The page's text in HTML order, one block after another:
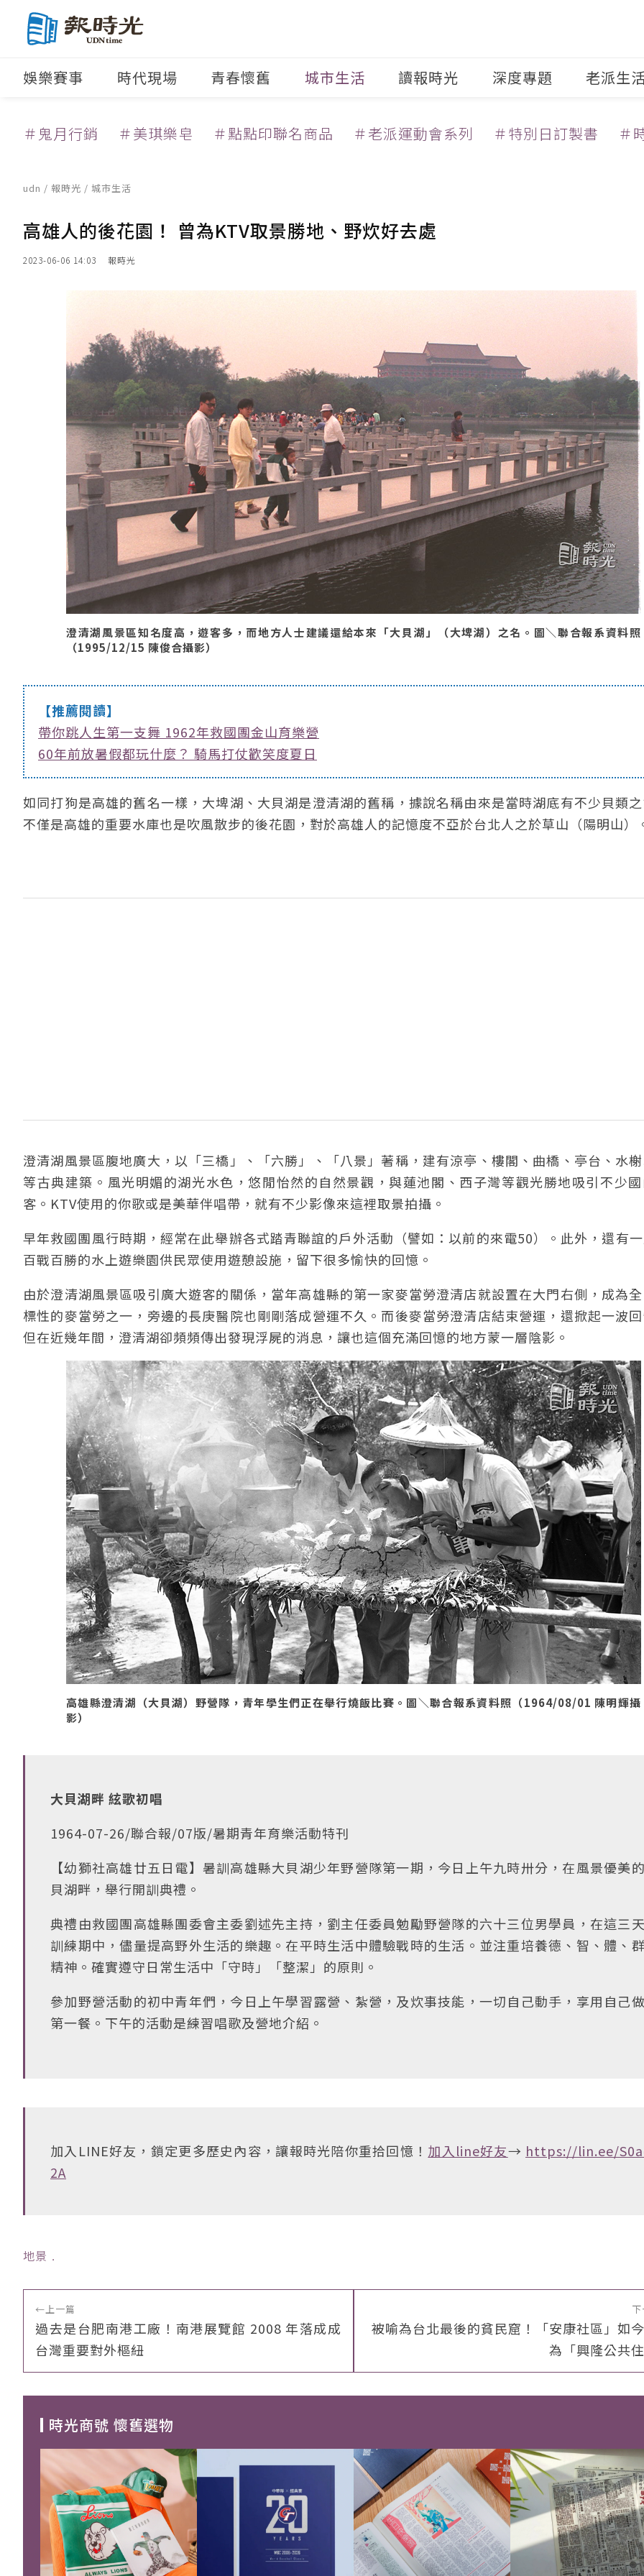
娛樂賽事 時代現場 青春懷舊 城市生活 讀報時光 深度專題 老派生
＃鬼月行銷 ＃美琪樂皂 ＃點點印聯名商品 ＃老派運動會系列 ＃特別日訂製書 ＃
udn / 報時光 / 城市生活
高雄人的後花園！ 曾為KTV取景勝地、野炊好去處
2023-06-06 14:03 報時光
澄清湖風景區知名度高，遊客多，而地方人士建議還給本來「大貝湖」（大埤湖）之名。圖＼聯合報系資料照
（1995/12/15 陳俊合攝影）
【推薦閱讀】
帶你跳人生第一支舞 1962年救國團金山育樂營
60年前放暑假都玩什麼？ 騎馬打仗歡笑度夏日
如同打狗是高雄的舊名一樣，大埤湖、大貝湖是澄清湖的舊稱，據說名稱由來是當時湖底有不少貝類
不僅是高雄的重要水庫也是吹風散步的後花園，對於高雄人的記憶度不亞於台北人之於草山（陽明山）
澄清湖風景區腹地廣大，以「三橋」、「六勝」、「八景」著稱，建有涼亭、樓閣、曲橋、亭台、水
等古典建築。風光明媚的湖光水色，悠閒怡然的自然景觀，與蓮池閣、西子灣等觀光勝地吸引不少
客。KTV使用的你歌或是美華伴唱帶，就有不少影像來這裡取景拍攝。
早年救國團風行時期，經常在此舉辦各式踏青聯誼的戶外活動（譬如：以前的來電50）。此外，還有
百戰百勝的水上遊樂園供民眾使用遊憩設施，留下很多愉快的回憶。
由於澄清湖風景區吸引廣大遊客的關係，當年高雄縣的第一家麥當勞澄清店就設置在大門右側，成為
標性的麥當勞之一，旁邊的長庚醫院也剛剛落成營運不久。而後麥當勞澄清店結束營運，還掀起一波回
但在近幾年間，澄清湖卻頻頻傳出發現浮屍的消息，讓也這個充滿回憶的地方蒙一層陰影。
高雄縣澄清湖（大貝湖）野營隊，青年學生們正在舉行燒飯比賽。圖＼聯合報系資料照（1964/08/01 陳明輝攝
影）
大貝湖畔 絃歌初唱
1964-07-26/聯合報/07版/暑期青年育樂活動特刊
【幼獅社高雄廿五日電】暑訓高雄縣大貝湖少年野營隊第一期，今日上午九時卅分，在風景優美
貝湖畔，舉行開訓典禮。
典禮由救國團高雄縣團委會主委劉述先主持，劉主任委員勉勵野營隊的六十三位男學員，在這三
訓練期中，儘量提高野外生活的樂趣。在平時生活中體驗戰時的生活。並注重培養德、智、體、
精神。確實遵守日常生活中「守時」「整潔」的原則。
參加野營活動的初中青年們，今日上午學習露營、紮營，及炊事技能，一切自己動手，享用自己
第一餐。下午的活動是練習唱歌及營地介紹。
加入LINE好友，鎖定更多歷史內容，讓報時光陪你重拾回憶！ 加入line好友→ https://lin.ee/
2A
地景 ﹒
←上一篇
過去是台肥南港工廠！南港展覽館 2008 年落成成
台灣重要對外樞紐
被喻為台北最後的貧民窟！「安康社區」如
為「興隆公共住
時光商號 懷舊選物